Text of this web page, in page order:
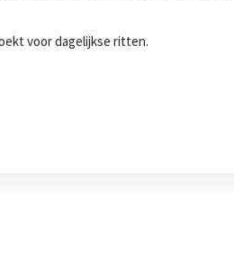
voor dagelijkse ritten.